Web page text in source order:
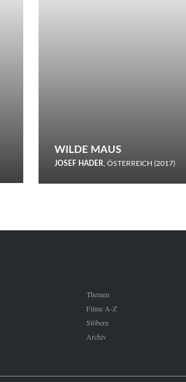
WILDE MAUS
JOSEF HADER, ÖSTERREICH (2017)
Schnee.
Themen
Filme A-Z
Stöbern
Archiv